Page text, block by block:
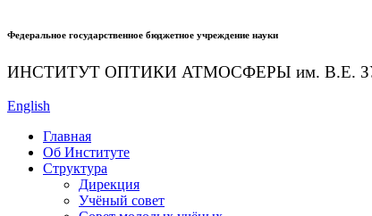
Федеральное государственное бюджетное учреждение науки
ИНСТИТУТ ОПТИКИ АТМОСФЕРЫ им. В.Е.
English
Главная
Об Институте
Структура
Дирекция
Учёный совет